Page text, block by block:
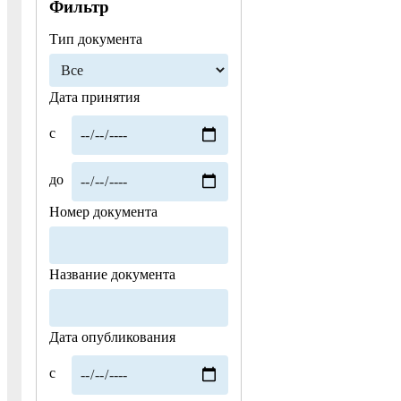
Фильтр
Тип документа
Дата принятия
с
до
Номер документа
Название документа
Дата опубликования
с